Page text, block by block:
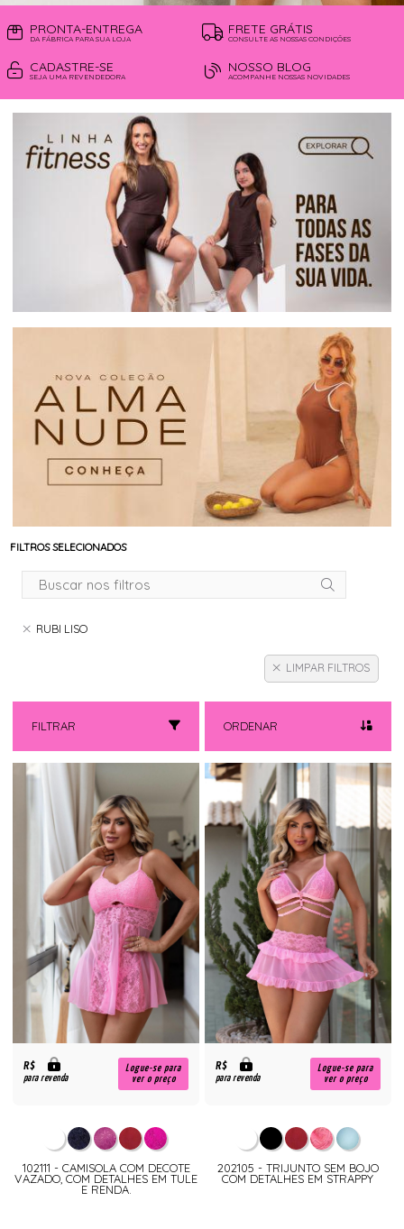
PRONTA-ENTREGA
DA FÁBRICA PARA SUA LOJA
FRETE GRÁTIS
CONSULTE AS NOSSAS CONDIÇÕES
CADASTRE-SE
SEJA UMA REVENDEDORA
NOSSO BLOG
ACOMPANHE NOSSAS NOVIDADES
FILTROS SELECIONADOS
RUBI LISO
LIMPAR FILTROS
FILTRAR ORDENAR
R$
para revenda
Logue-se para
ver o preço
102111 - CAMISOLA COM DECOTE
VAZADO, COM DETALHES EM TULE
E RENDA.
R$
para revenda
Logue-se para
ver o preço
202105 - TRIJUNTO SEM BOJO
COM DETALHES EM STRAPPY